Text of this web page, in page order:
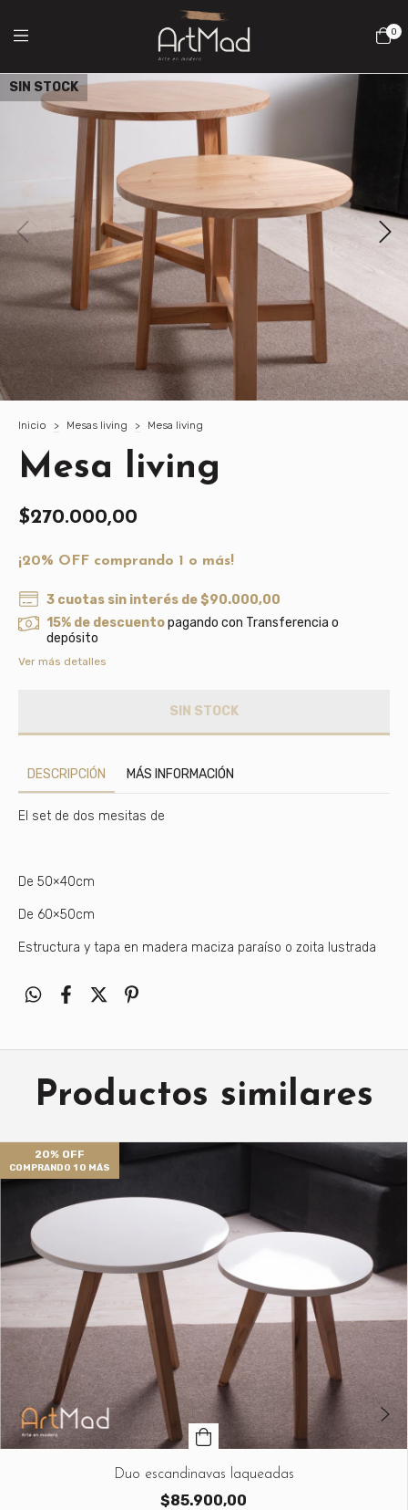
0
SIN STOCK
Inicio > Mesas living > Mesa living
Mesa living
$270.000,00
¡20% OFF comprando 1 o más!
3 cuotas sin interés de$90.000,00
15% de descuentopagando con Transferencia o
depósito
Ver más detalles
DESCRIPCIÓN MÁS INFORMACIÓN
El set de dos mesitas de
De 50×40cm
De 60×50cm
Estructura y tapa en madera maciza paraíso o zoita lustrada
Productos similares
20% OFF
COMPRANDO 1 O MÁS
Duo escandinavas laqueadas
$85.900,00